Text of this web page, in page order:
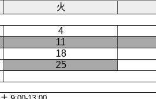
火
4
11
18
25